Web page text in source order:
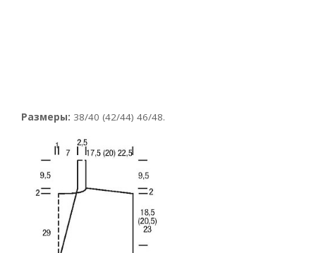
Размеры: 38/40 (42/44) 46/48.